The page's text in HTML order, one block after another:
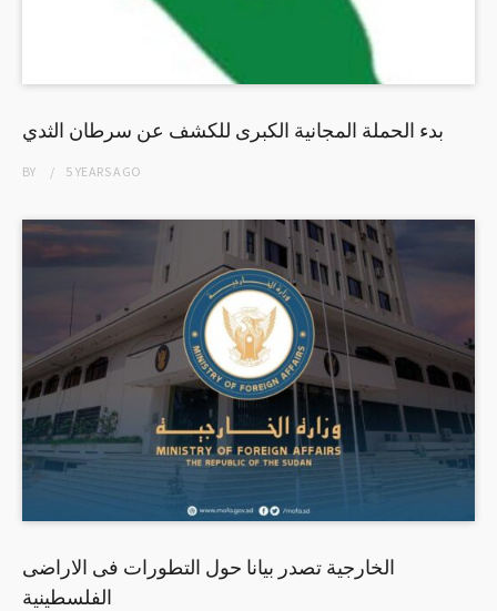
بدء الحملة المجانية الكبرى للكشف عن سرطان الثدي
BY 5 YEARSAGO
الخارجية تصدر بيانا حول التطورات فى الاراضى
الفلسطينية